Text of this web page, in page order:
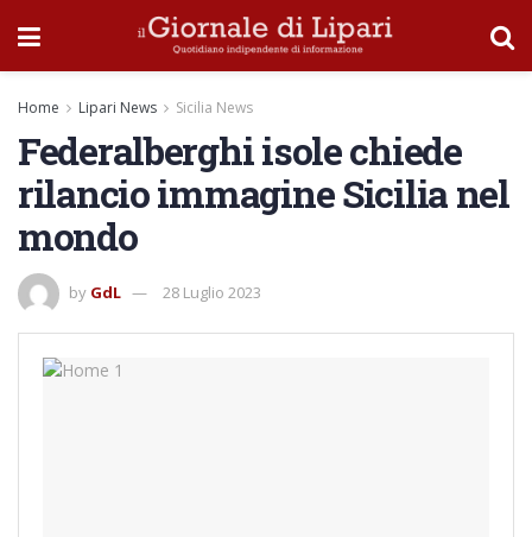
Home Lipari News Sicilia News
Federalberghi isole chiede
rilancio immagine Sicilia nel
mondo
by GdL 28 Luglio 2023